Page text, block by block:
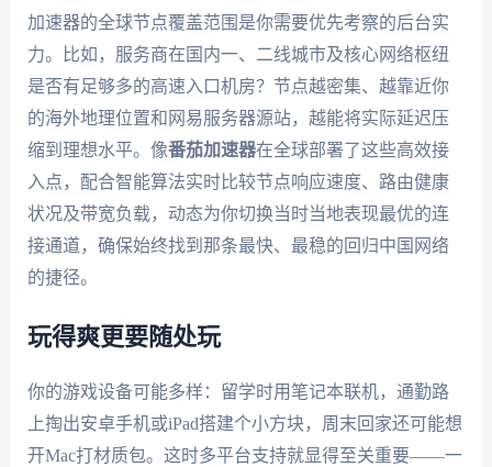
加速器的全球节点覆盖范围是你需要优先考察的后台实
力。比如，服务商在国内一、二线城市及核心网络枢纽
是否有足够多的高速入口机房？节点越密集、越靠近你
的海外地理位置和网易服务器源站，越能将实际延迟压
缩到理想水平。像番茄加速器在全球部署了这些高效接
入点，配合智能算法实时比较节点响应速度、路由健康
状况及带宽负载，动态为你切换当时当地表现最优的连
接通道，确保始终找到那条最快、最稳的回归中国网络
的捷径。
玩得爽更要随处玩
你的游戏设备可能多样：留学时用笔记本联机，通勤路
上掏出安卓手机或iPad搭建个小方块，周末回家还可能想
开Mac打材质包。这时多平台支持就显得至关重要——一